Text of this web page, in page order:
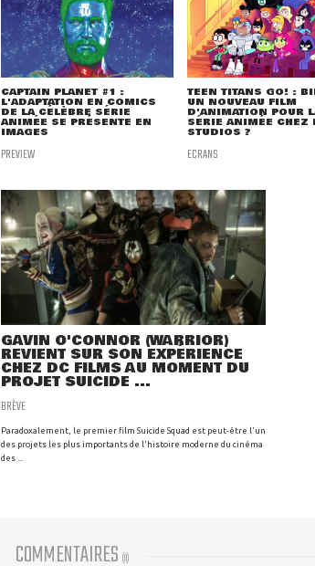
CAPTAIN PLANET #1 :
L'ADAPTATION EN COMICS
DE LA CÉLÈBRE SÉRIE
ANIMÉE SE PRÉSENTE EN
IMAGES
PREVIEW
TEEN TITANS GO! :
UN NOUVEAU FILM
D'ANIMATION POUR
SÉRIE ANIMÉE CHEZ
STUDIOS ?
ECRANS
GAVIN O'CONNOR (WARRIOR)
REVIENT SUR SON EXPÉRIENCE
CHEZ DC FILMS AU MOMENT DU
PROJET SUICIDE ...
BRÈVE
Paradoxalement, le premier film Suicide Squad est peut-être l'un
des projets les plus importants de l'histoire moderne du cinéma
des ...
COMMENTAIRES (0)